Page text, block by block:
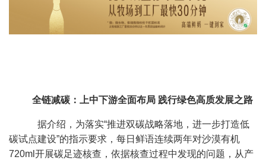
全链减碳：上中下游全面布局 践行绿色高质发展之路
据介绍，为落实“推进双碳战略落地，进一步打造低
碳试点建设”的指示要求，每日鲜语连续两年对沙漠有机
720ml 开展碳足迹核查，依据核查过程中发现的问题，从产